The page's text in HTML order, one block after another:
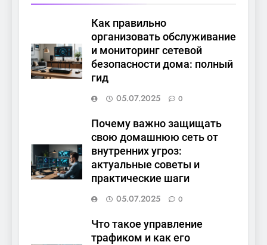
Как правильно
организовать обслуживание
и мониторинг сетевой
безопасности дома: полный
гид
05.07.2025
0
Почему важно защищать
свою домашнюю сеть от
внутренних угроз:
актуальные советы и
практические шаги
05.07.2025
0
Что такое управление
трафиком и как его